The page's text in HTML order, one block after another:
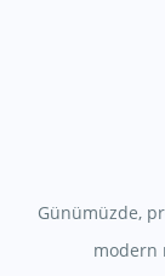
Günümüzde,
modern